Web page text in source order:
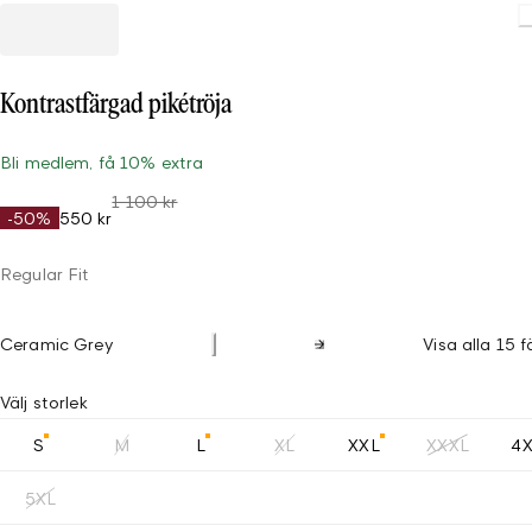
Kontrastfärgad pikétröja
Bli medlem, få 10% extra
-50% 550 kr
1 100 kr
Regular Fit
Ceramic Grey Visa alla 15
Välj storlek
S M L XL XXL XXXL
5XL